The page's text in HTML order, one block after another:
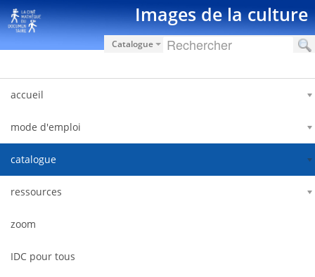
Salta al contigut Images de la culture
Catalogue
accueil
mode d'emploi
catalogue
ressources
zoom
IDC pour tous